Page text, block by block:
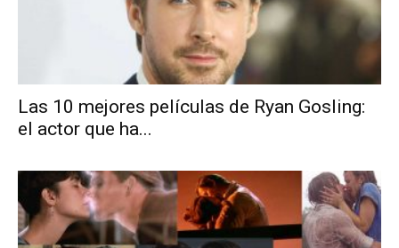
Las 10 mejores películas de Ryan Gosling:
el actor que ha...